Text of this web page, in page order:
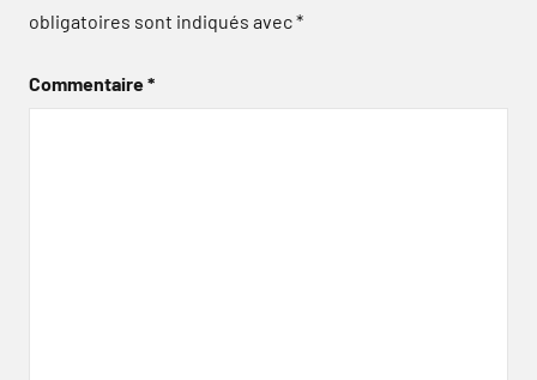
obligatoires sont indiqués avec*
Commentaire*